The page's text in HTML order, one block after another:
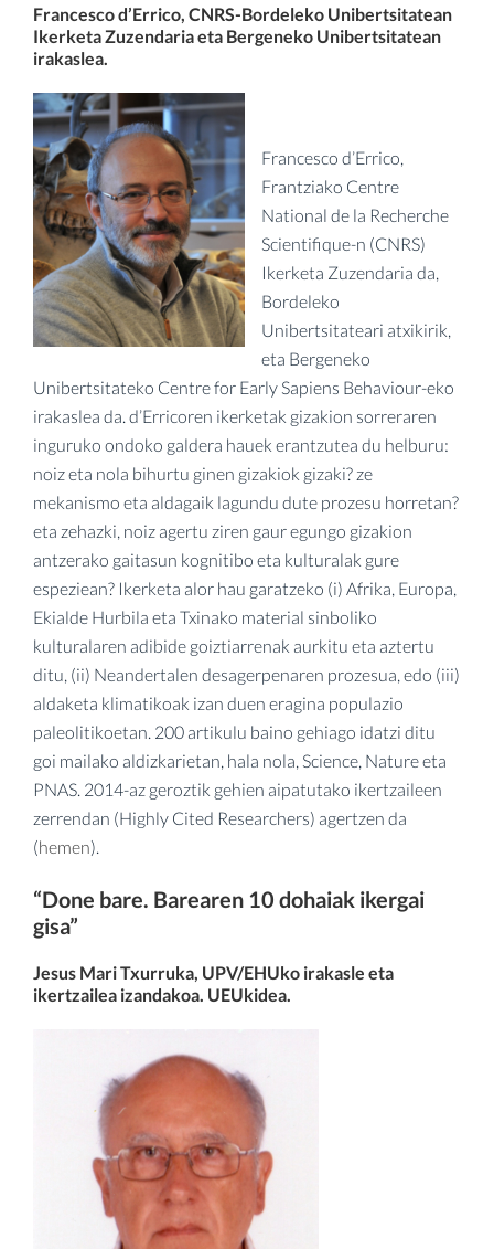
Francesco d’Errico, CNRS-Bordeleko Unibertsitatean
Ikerketa Zuzendaria eta Bergeneko Unibertsitatean
irakaslea.
Francesco d’Errico,
Frantziako Centre
National de la Recherche
Scientifique-n (CNRS)
Ikerketa Zuzendaria da,
Bordeleko
Unibertsitateari atxikirik,
eta Bergeneko
Unibertsitateko Centre for Early Sapiens Behaviour-eko
irakaslea da. d’Erricoren ikerketak gizakion sorreraren
inguruko ondoko galdera hauek erantzutea du helburu:
noiz eta nola bihurtu ginen gizakiok gizaki? ze
mekanismo eta aldagaik lagundu dute prozesu horretan?
eta zehazki, noiz agertu ziren gaur egungo gizakion
antzerako gaitasun kognitibo eta kulturalak gure
espeziean? Ikerketa alor hau garatzeko (i) Afrika, Europa,
Ekialde Hurbila eta Txinako material sinboliko
kulturalaren adibide goiztiarrenak aurkitu eta aztertu
ditu, (ii) Neandertalen desagerpenaren prozesua, edo (iii)
aldaketa klimatikoak izan duen eragina populazio
paleolitikoetan. 200 artikulu baino gehiago idatzi ditu
goi mailako aldizkarietan, hala nola, Science, Nature eta
PNAS. 2014-az geroztik gehien aipatutako ikertzaileen
zerrendan (Highly Cited Researchers) agertzen da
(hemen).
“Done bare. Barearen 10 dohaiak ikergai
gisa”
Jesus Mari Txurruka, UPV/EHUko irakasle eta
ikertzailea izandakoa. UEUkidea.